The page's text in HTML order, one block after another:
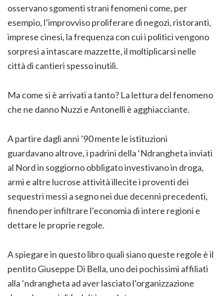
osservano sgomenti strani fenomeni come, per
esempio, l’improvviso proliferare di negozi, ristoranti,
imprese cinesi, la frequenza con cui i politici vengono
sorpresi a intascare mazzette, il moltiplicarsi nelle
città di cantieri spesso inutili.
Ma come si è arrivati a tanto? La lettura del fenomeno
che ne danno Nuzzi e Antonelli è agghiacciante.
A partire dagli anni ’90 mente le istituzioni
guardavano altrove, i padrini della ‘Ndrangheta inviati
al Nord in soggiorno obbligato investivano in droga,
armi e altre lucrose attività illecite i proventi dei
sequestri messi a segno nei due decenni precedenti,
finendo per infiltrare l’economia di intere regioni e
dettare le proprie regole.
A spiegare in questo libro quali siano queste regole è il
pentito Giuseppe Di Bella, uno dei pochissimi affiliati
alla ‘ndrangheta ad aver lasciato l’organizzazione